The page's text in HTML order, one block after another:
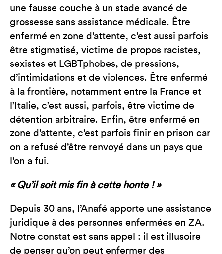
une fausse couche à un stade avancé de
grossesse sans assistance médicale. Être
enfermé en zone d’attente, c’est aussi parfois
être stigmatisé, victime de propos racistes,
sexistes et LGBTphobes, de pressions,
d’intimidations et de violences. Être enfermé
à la frontière, notamment entre la France et
l’Italie, c’est aussi, parfois, être victime de
détention arbitraire. Enfin, être enfermé en
zone d’attente, c’est parfois finir en prison car
on a refusé d’être renvoyé dans un pays que
l’on a fui.
« Qu’il soit mis fin à cette honte ! »
Depuis 30 ans, l’Anafé apporte une assistance
juridique à des personnes enfermées en ZA.
Notre constat est sans appel : il est illusoire
de penser qu’on peut enfermer des